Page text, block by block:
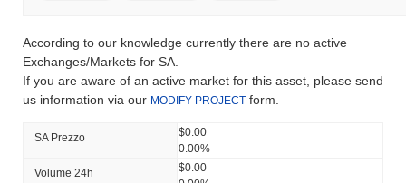
According to our knowledge currently there are no active
Exchanges/Markets for SA.
If you are aware of an active market for this asset, please send
us information via our MODIFY PROJECT form.
SA Prezzo
$0.00
0.00%
Volume 24h
$0.00